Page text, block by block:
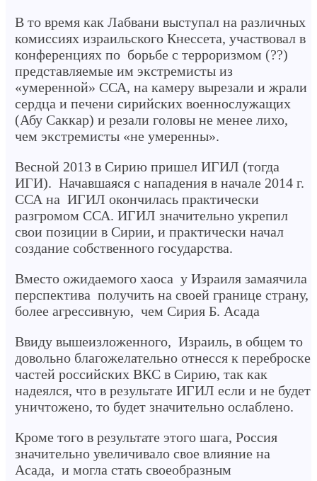
В то время как Лабвани выступал на различных
комиссиях израильского Кнессета, участвовал в
конференциях по борьбе с терроризмом (??)
представляемые им экстремисты из
«умеренной» ССА, на камеру вырезали и жрали
сердца и печени сирийских военнослужащих
(Абу Саккар) и резали головы не менее лихо,
чем экстремисты «не умеренны».
Весной 2013 в Сирию пришел ИГИЛ (тогда
ИГИ). Начавшаяся с нападения в начале 2014 г.
ССА на ИГИЛ окончилась практически
разгромом ССА. ИГИЛ значительно укрепил
свои позиции в Сирии, и практически начал
создание собственного государства.
Вместо ожидаемого хаоса у Израиля замаячила
перспектива получить на своей границе страну,
более агрессивную, чем Сирия Б. Асада
Ввиду вышеизложенного, Израиль, в общем то
довольно благожелательно отнесся к переброске
частей российских ВКС в Сирию, так как
надеялся, что в результате ИГИЛ если и не будет
уничтожено, то будет значительно ослаблено.
Кроме того в результате этого шага, Россия
значительно увеличивало свое влияние на
Асада, и могла стать своеобразным